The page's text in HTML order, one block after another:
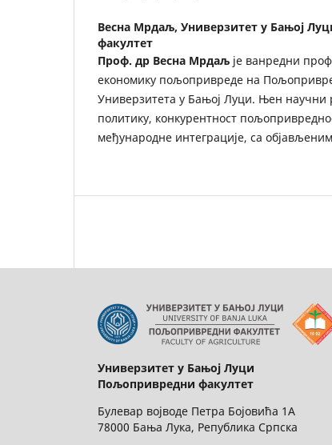
Весна Мрдаљ, Универзитет у Бањој
факултет
Проф. др Весна Мрдаљ је ванредни
економику пољопривреде на
Универзитета у Бањој Луци. Њен научни
политику, конкурентност
међународне интеграције, са
Универзитет у Бањој Луци
Пољопривредни факултет
Булевар војводе Петра Бојовића 1A
78000 Бања Лука, Република Српска